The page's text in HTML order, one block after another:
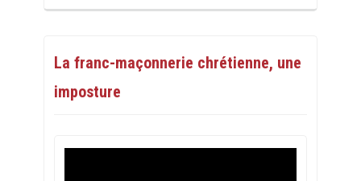
La franc-maçonnerie chrétienne, une
imposture